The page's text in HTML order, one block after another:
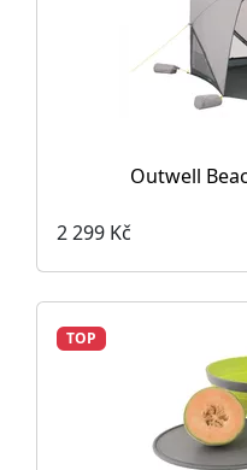
Outwell
2 299 Kč
TOP